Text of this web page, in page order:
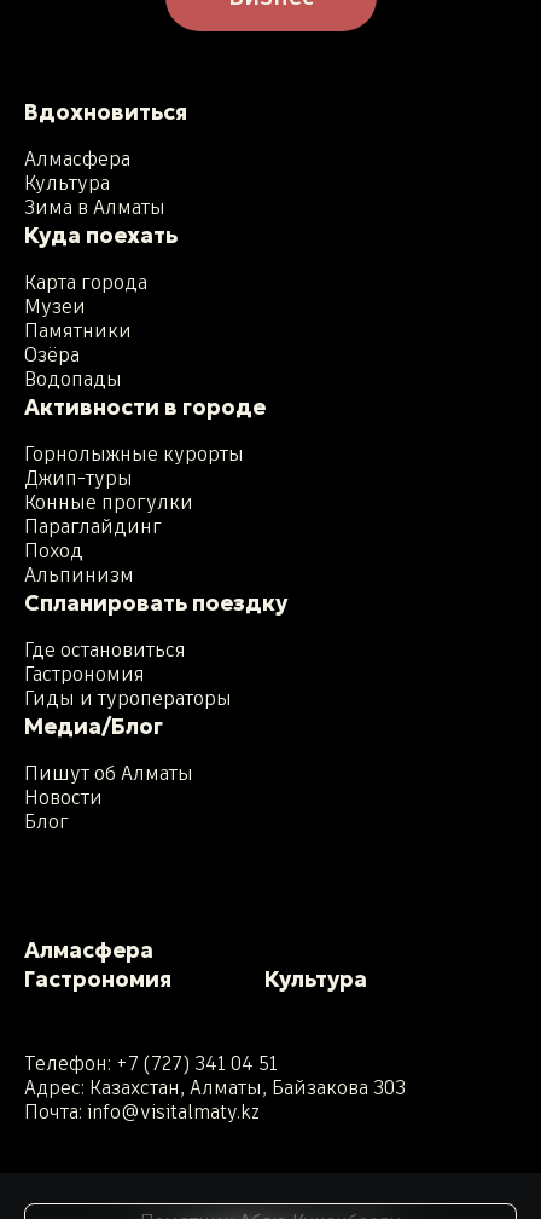
Вдохновиться
Алмасфера
Культура
Зима в Алматы
Куда поехать
Карта города
Музеи
Памятники
Озёра
Водопады
Активности в городе
Горнолыжные курорты
Джип-туры
Конные прогулки
Параглайдинг
Поход
Альпинизм
Спланировать поездку
Где остановиться
Гастрономия
Гиды и туроператоры
Медиа/Блог
Пишут об Алматы
Новости
Блог
Алмасфера
Гастрономия
Культура
Телефон: +7 (727) 341 04 51
Адрес: Казахстан, Алматы, Байзакова 303
Почта: info@visitalmaty.kz